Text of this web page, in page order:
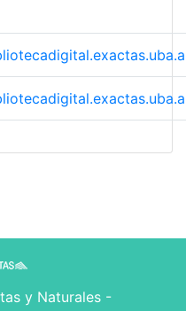
y Naturales -